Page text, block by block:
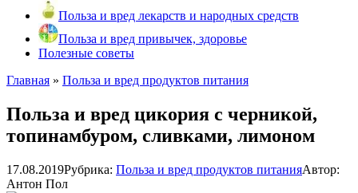
Польза и вред лекарств и народных средств
Польза и вред привычек, здоровье
Полезные советы
Главная » Польза и вред продуктов питания
Польза и вред цикория с черникой,
топинамбуром, сливками, лимоном
17.08.2019Рубрика: Польза и вред продуктов питанияАвтор:
Антон Пол